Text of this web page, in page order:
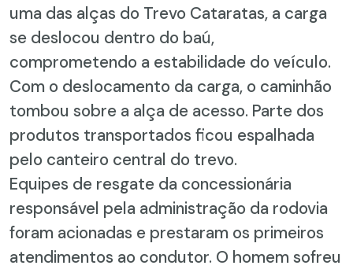
uma das alças do Trevo Cataratas, a carga
se deslocou dentro do baú,
comprometendo a estabilidade do veículo.
Com o deslocamento da carga, o caminhão
tombou sobre a alça de acesso. Parte dos
produtos transportados ficou espalhada
pelo canteiro central do trevo.
Equipes de resgate da concessionária
responsável pela administração da rodovia
foram acionadas e prestaram os primeiros
atendimentos ao condutor. O homem sofreu